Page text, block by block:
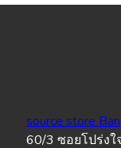
source store
60/3 ซอยโปร่งใ